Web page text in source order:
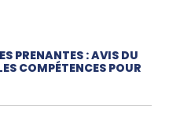
PRENANTES : AVIS DU
COMPÉTENCES POUR